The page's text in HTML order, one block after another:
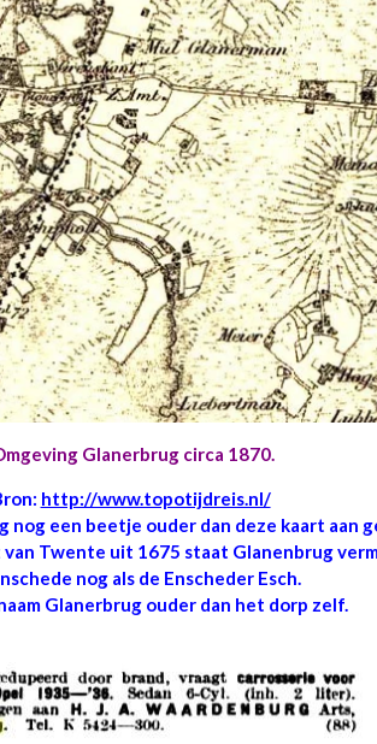
Glanerbrug circa 1870.
http://www.topotijdreis.nl/
nog een beetje ouder dan deze kaart aan
Twente uit 1675 staat Glanenbrug
nog als de Enscheder Esch.
Glanerbrug ouder dan het dorp zelf.